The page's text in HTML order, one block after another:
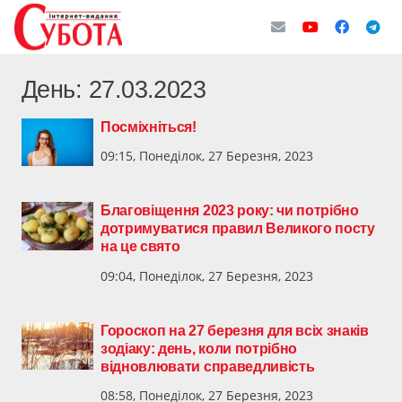
День: 27.03.2023
Посміхніться!
09:15, Понеділок, 27 Березня, 2023
Благовіщення 2023 року: чи потрібно
дотримуватися правил Великого посту
на це свято
09:04, Понеділок, 27 Березня, 2023
Гороскоп на 27 березня для всіх знаків
зодіаку: день, коли потрібно
відновлювати справедливість
08:58, Понеділок, 27 Березня, 2023